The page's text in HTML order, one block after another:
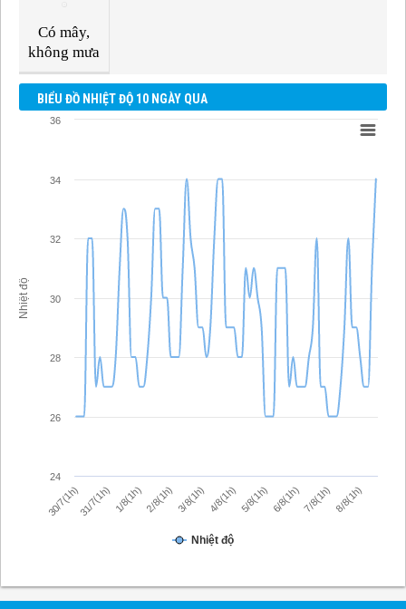
Có mây,
không mưa
BIỂU ĐỒ NHIỆT ĐỘ 10 NGÀY QUA
Nhiệt độ
Nhiệt độ
30/7(1h)31/7(1h)1/8(1h)2/8(1h)3/8(1h) 4/8(1h)5/8(1h)6/8(1h)7/8(1h)8/8(1h)
24
26
28
30
32
34
36